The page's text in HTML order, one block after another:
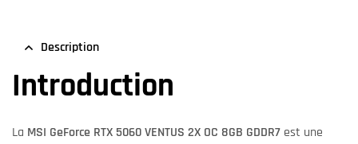
Description
Introduction
La MSI GeForce RTX 5060 VENTUS 2X OC 8GB GDDR7 est une